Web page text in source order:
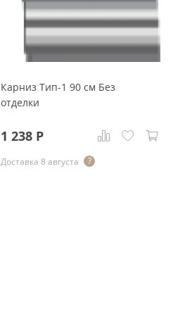
Карниз Тип-1 90 см Без
отделки
1 238 Р
Доставка 8 августа